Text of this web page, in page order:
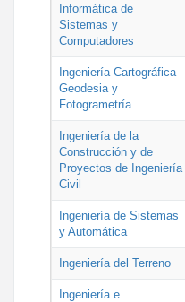
Informática de
Sistemas y
Computadores
Ingeniería Cartográfica
Geodesia y
Fotogrametría
Ingeniería de la
Construcción y de
Proyectos de Ingeniería
Civil
Ingeniería de Sistemas
y Automática
Ingeniería del Terreno
Ingeniería e